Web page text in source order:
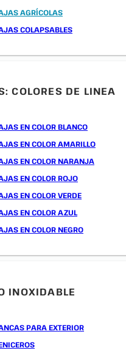
AGRÍCOLAS
COLAPSABLES
COLORES DE LINEA
EN COLOR BLANCO
EN COLOR AMARILLO
EN COLOR NARANJA
EN COLOR ROJO
EN COLOR VERDE
EN COLOR AZUL
EN COLOR NEGRO
INOXIDABLE
PARA EXTERIOR